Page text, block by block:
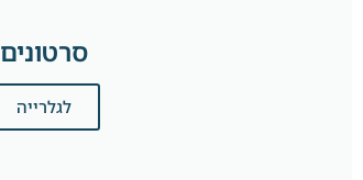
סרטונים
לגלרייה